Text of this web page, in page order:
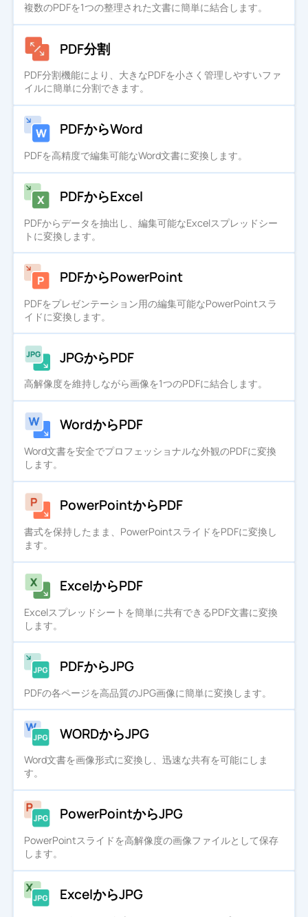
複数のPDFを1つの整理された文書に簡単に結合します。
PDF分割
PDF分割機能により、大きなPDFを小さく管理しやすいファ
イルに簡単に分割できます。
PDFからWord
PDFを高精度で編集可能なWord文書に変換します。
PDFからExcel
PDFからデータを抽出し、編集可能なExcelスプレッドシー
トに変換します。
PDFからPowerPoint
PDFをプレゼンテーション用の編集可能なPowerPointスラ
イドに変換します。
JPGからPDF
高解像度を維持しながら画像を1つのPDFに結合します。
WordからPDF
Word文書を安全でプロフェッショナルな外観のPDFに変換
します。
PowerPointからPDF
書式を保持したまま、PowerPointスライドをPDFに変換し
ます。
ExcelからPDF
Excelスプレッドシートを簡単に共有できるPDF文書に変換
します。
PDFからJPG
PDFの各ページを高品質のJPG画像に簡単に変換します。
WORDからJPG
Word文書を画像形式に変換し、迅速な共有を可能にしま
す。
PowerPointからJPG
PowerPointスライドを高解像度の画像ファイルとして保存
します。
ExcelからJPG